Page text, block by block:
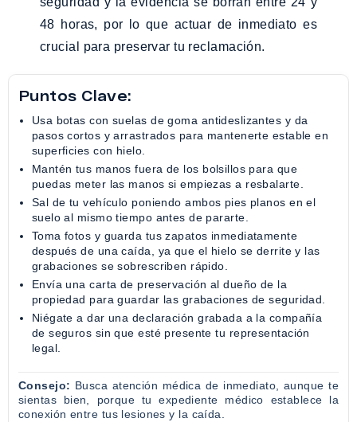
48 horas, por lo que actuar de inmediato es
crucial para preservar tu reclamación.
Puntos Clave:
Usa botas con suelas de goma antideslizantes y da
pasos cortos y arrastrados para mantenerte estable en
superficies con hielo.
Mantén tus manos fuera de los bolsillos para que
puedas meter las manos si empiezas a resbalarte.
Sal de tu vehículo poniendo ambos pies planos en el
suelo al mismo tiempo antes de pararte.
Toma fotos y guarda tus zapatos inmediatamente
después de una caída, ya que el hielo se derrite y las
grabaciones se sobrescriben rápido.
Envía una carta de preservación al dueño de la
propiedad para guardar las grabaciones de seguridad.
Niégate a dar una declaración grabada a la compañía
de seguros sin que esté presente tu representación
legal.
Consejo: Busca atención médica de inmediato, aunque te
sientas bien, porque tu expediente médico establece la
conexión entre tus lesiones y la caída.